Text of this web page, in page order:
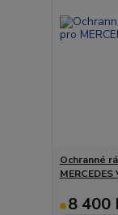
Ochranné
8 400